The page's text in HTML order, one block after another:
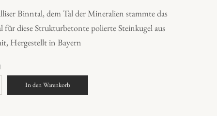
Binntal, dem Tal der Mineralien stammte das
für diese Strukturbetonte polierte Steinkugel aus
Hergestellt in Bayern
In den Warenkorb